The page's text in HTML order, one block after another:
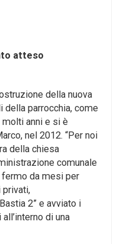
atteso
della nuova
della parrocchia, come
molti anni e si è
nel 2012. “Per noi
della chiesa
comunale
fermo da mesi per
privati,
2” e avviato i
di una